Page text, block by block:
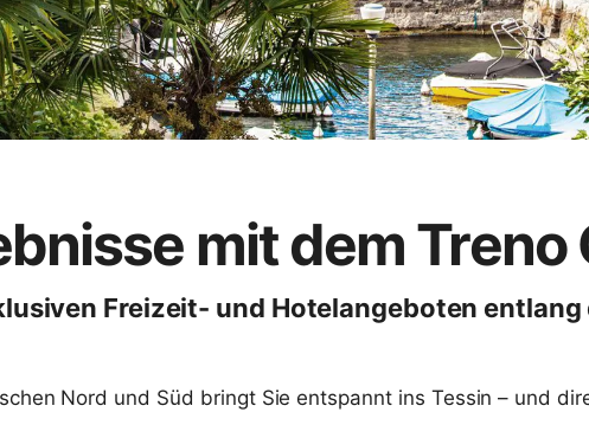
mit dem Treno
Freizeit- und Hotelangeboten entlang
Nord und Süd bringt Sie entspannt ins Tessin – und